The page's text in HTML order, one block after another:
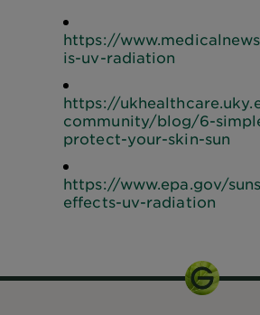
https://
is-uv-radiation
https://
community/blog/6-
protect-your-skin-sun
https://www.epa.gov/
effects-uv-radiation